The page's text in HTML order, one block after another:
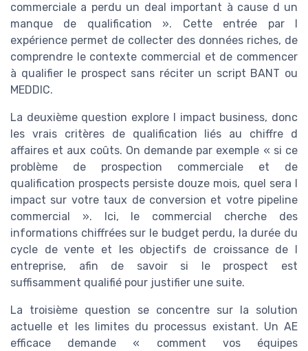
commerciale a perdu un deal important à cause d un
manque de qualification ». Cette entrée par l
expérience permet de collecter des données riches, de
comprendre le contexte commercial et de commencer
à qualifier le prospect sans réciter un script BANT ou
MEDDIC.
La deuxième question explore l impact business, donc
les vrais critères de qualification liés au chiffre d
affaires et aux coûts. On demande par exemple « si ce
problème de prospection commerciale et de
qualification prospects persiste douze mois, quel sera l
impact sur votre taux de conversion et votre pipeline
commercial ». Ici, le commercial cherche des
informations chiffrées sur le budget perdu, la durée du
cycle de vente et les objectifs de croissance de l
entreprise, afin de savoir si le prospect est
suffisamment qualifié pour justifier une suite.
La troisième question se concentre sur la solution
actuelle et les limites du processus existant. Un AE
efficace demande « comment vos équipes